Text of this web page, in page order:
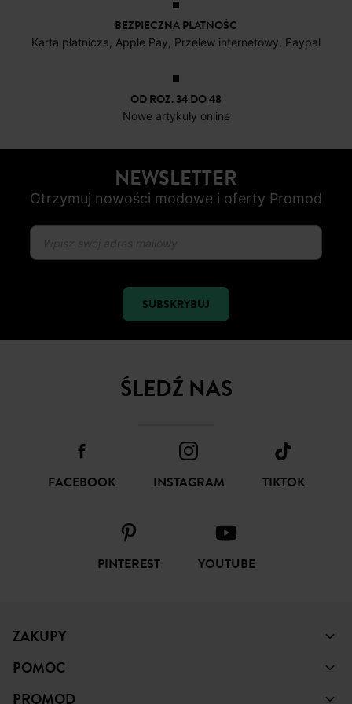
BEZPIECZNA PŁATNOŚC
Karta płatnicza, Apple Pay, Przelew internetowy, Paypal
OD ROZ. 34 DO 48
Nowe artykuły online
NEWSLETTER
Otrzymuj nowości modowe i oferty Promod
SUBSKRYBUJ
ŚLEDŹ NAS
FACEBOOK INSTAGRAM TIKTOK
PINTEREST YOUTUBE
ZAKUPY
POMOC
PROMOD